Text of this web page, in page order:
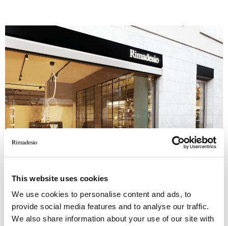
This website uses cookies
We use cookies to personalise content and ads, to
provide social media features and to analyse our traffic.
We also share information about your use of our site with